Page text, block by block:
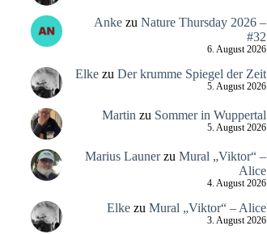
Ankezu Nature Thursday 2026 –
#32
6. August 2026
Elkezu Der krumme Spiegel der Zeit
5. August 2026
Martin zu Sommer in Wuppertal
5. August 2026
Marius Launerzu Mural „Viktor“ –
Alice
4. August 2026
Elkezu Mural „Viktor“ – Alice
3. August 2026